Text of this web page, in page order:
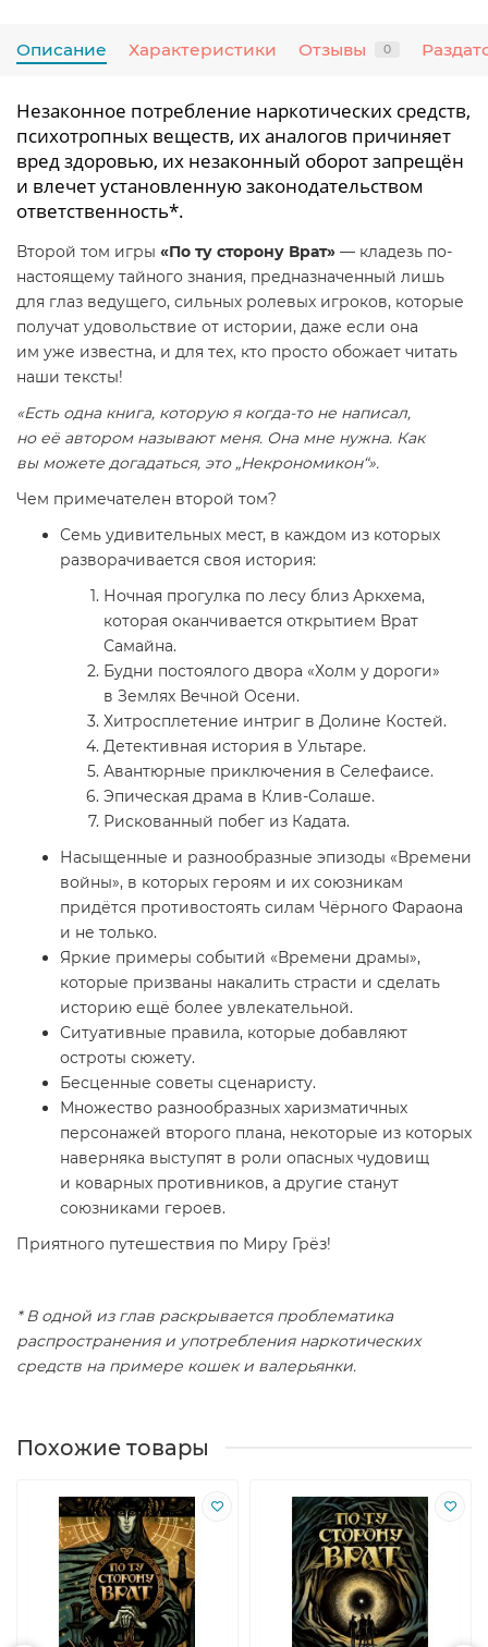
Описание Характеристики Отзывы 0
Незаконное потребление наркотических средств,
психотропных веществ, их аналогов причиняет
вред здоровью, их незаконный оборот запрещён
и влечет установленную законодательством
ответственность*.
Второй том игры «По ту сторону Врат» — кладезь по-
настоящему тайного знания, предназначенный лишь
для глаз ведущего, сильных ролевых игроков, которые
получат удовольствие от истории, даже если она
им уже известна, и для тех, кто просто обожает читать
наши тексты!
«Есть одна книга, которую я когда-то не написал,
но её автором называют меня. Она мне нужна. Как
вы можете догадаться, это „Некрономикон“».
Чем примечателен второй том?
Семь удивительных мест, в каждом из которых
разворачивается своя история:
Ночная прогулка по лесу близ Аркхема,
которая оканчивается открытием Врат
Самайна.
Будни постоялого двора «Холм у дороги»
в Землях Вечной Осени.
Хитросплетение интриг в Долине Костей.
Детективная история в Ультаре.
Авантюрные приключения в Селефаисе.
Эпическая драма в Клив-Солаше.
Рискованный побег из Кадата.
Насыщенные и разнообразные эпизоды «Времени
войны», в которых героям и их союзникам
придётся противостоять силам Чёрного Фараона
и не только.
Яркие примеры событий «Времени драмы»,
которые призваны накалить страсти и сделать
историю ещё более увлекательной.
Ситуативные правила, которые добавляют
остроты сюжету.
Бесценные советы сценаристу.
Множество разнообразных харизматичных
персонажей второго плана, некоторые из которых
наверняка выступят в роли опасных чудовищ
и коварных противников, а другие станут
союзниками героев.
Приятного путешествия по Миру Грёз!
* В одной из глав раскрывается проблематика
распространения и употребления наркотических
средств на примере кошек и валерьянки.
Похожие товары